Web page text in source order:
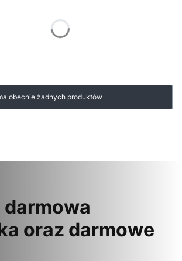
obecnie żadnych produktów
darmowa
oraz darmowe